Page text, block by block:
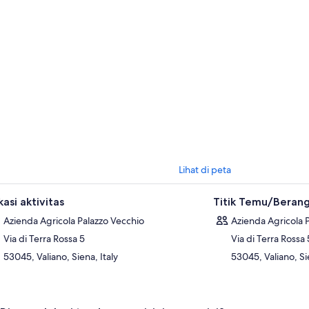
Lihat di peta
aktivitas
Azienda Agricola Palazzo Vecchio
Via di Terra Rossa 5
53045, Valiano, Siena, Italy
Titik Temu/
Azienda Agricola
Via di Terra Rossa
53045, Valiano,